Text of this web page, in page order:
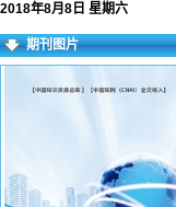
2018年8月8日 星期六
期刊图片